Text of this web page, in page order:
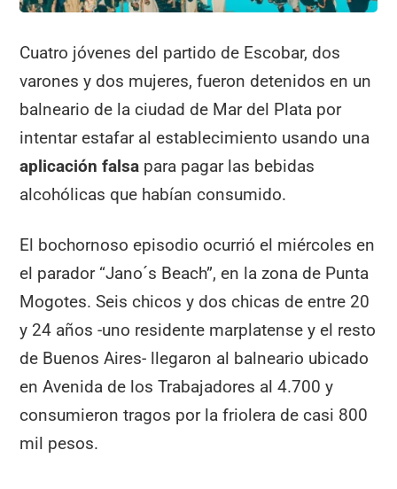
Cuatro jóvenes del partido de Escobar, dos
varones y dos mujeres, fueron detenidos en un
balneario de la ciudad de Mar del Plata por
intentar estafar al establecimiento usando una
aplicación falsa para pagar las bebidas
alcohólicas que habían consumido.
El bochornoso episodio ocurrió el miércoles en
el parador “Jano´s Beach”, en la zona de Punta
Mogotes. Seis chicos y dos chicas de entre 20
y 24 años -uno residente marplatense y el resto
de Buenos Aires- llegaron al balneario ubicado
en Avenida de los Trabajadores al 4.700 y
consumieron tragos por la friolera de casi 800
mil pesos.